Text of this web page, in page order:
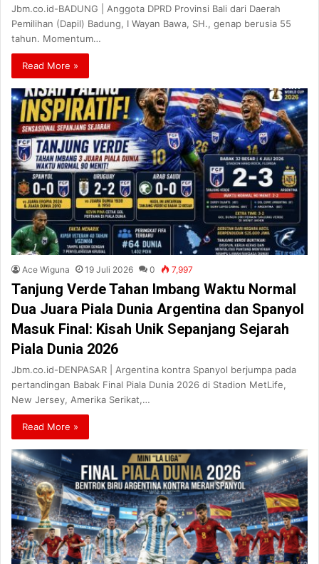
Jbm.co.id-BADUNG | Anggota DPRD Provinsi Bali dari Daerah
Pemilihan (Dapil) Badung, I Wayan Bawa, SH., genap berusia 55
tahun. Momentum…
Read More »
Ace Wiguna 19 Juli 2026 0 7,997
Tanjung Verde Tahan Imbang Waktu Normal
Dua Juara Piala Dunia Argentina dan Spanyol
Masuk Final: Kisah Unik Sepanjang Sejarah
Piala Dunia 2026
Jbm.co.id-DENPASAR | Argentina kontra Spanyol berjumpa pada
pertandingan Babak Final Piala Dunia 2026 di Stadion MetLife,
New Jersey, Amerika Serikat,…
Read More »